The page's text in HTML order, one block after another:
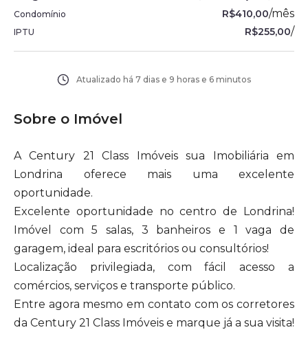
Condomínio R$410,00/mês
IPTU R$255,00/
Atualizado há 7 dias e 9 horas e 6 minutos
Sobre o Imóvel
A Century 21 Class Imóveis sua Imobiliária em
Londrina oferece mais uma excelente
oportunidade.
Excelente oportunidade no centro de Londrina!
Imóvel com 5 salas, 3 banheiros e 1 vaga de
garagem, ideal para escritórios ou consultórios!
Localização privilegiada, com fácil acesso a
comércios, serviços e transporte público.
Entre agora mesmo em contato com os corretores
da Century 21 Class Imóveis e marque já a sua visita!